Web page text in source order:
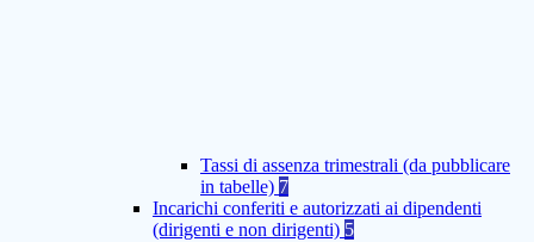
Tassi di assenza trimestrali (da pubblicare
in tabelle) 7
Incarichi conferiti e autorizzati ai dipendenti
(dirigenti e non dirigenti) 5